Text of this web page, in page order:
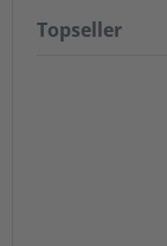
Topseller